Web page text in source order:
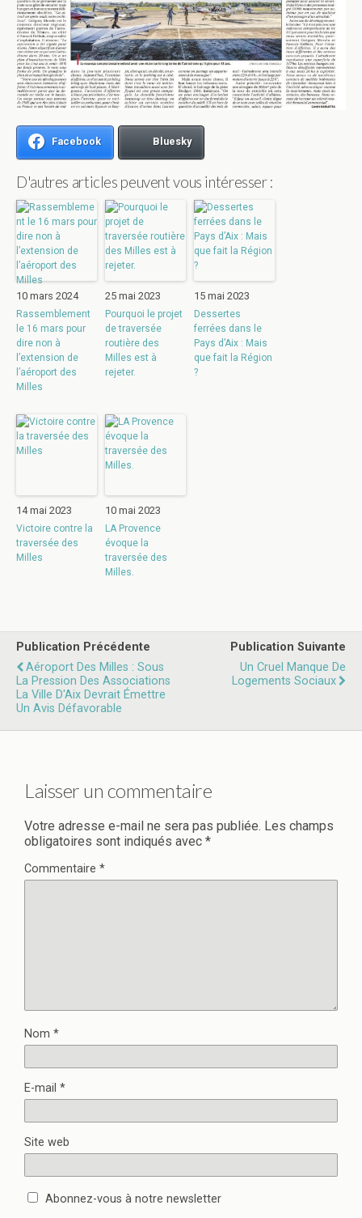
Facebook Bluesky
D'autres articles peuvent vous intéresser :
10 mars 2024
Rassemblement
le 16 mars pour
dire non à
l’extension de
l’aéroport des
Milles
25 mai 2023
Pourquoi le projet
de traversée
routière des
Milles est à
rejeter.
15 mai 2023
Dessertes
ferrées dans le
Pays d’Aix : Mais
que fait la Région
?
14 mai 2023
Victoire contre la
traversée des
Milles
10 mai 2023
LA Provence
évoque la
traversée des
Milles.
Publication Précédente
Aéroport Des Milles : Sous
La Pression Des Associations
La Ville D'Aix Devrait Émettre
Un Avis Défavorable
Publication Suivante
Un Cruel Manque De
Logements Sociaux
Laisser un commentaire
Votre adresse e-mail ne sera pas publiée. Les champs
obligatoires sont indiqués avec *
Commentaire *
Nom *
E-mail *
Site web
Abonnez-vous à notre newsletter